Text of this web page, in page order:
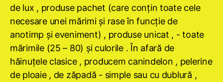
de lux , produse pachet (care conţin toate cele
necesare unei mărimi şi rase în funcţie de
anotimp şi eveniment) , produse unicat , - toate
mărimile (25 – 80) şi culorile . În afară de
hăinuţele clasice , producem canindelon , pelerine
de ploaie , de zăpadă - simple sau cu dublură ,